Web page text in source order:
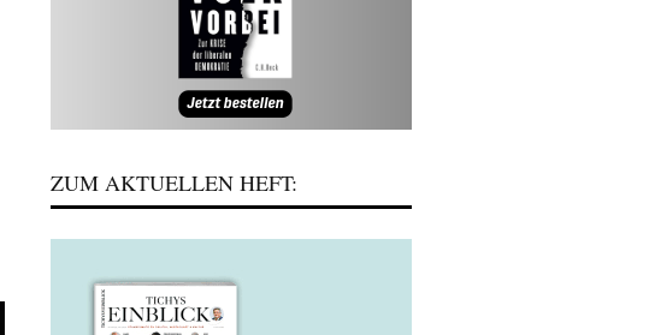
ZUM AKTUELLEN HEFT: